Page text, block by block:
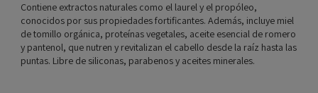
Contiene extractos naturales como el laurel y el propóleo,
conocidos por sus propiedades fortificantes. Además, incluye miel
de tomillo orgánica, proteínas vegetales, aceite esencial de romero
y pantenol, que nutren y revitalizan el cabello desde la raíz hasta las
puntas. Libre de siliconas, parabenos y aceites minerales.